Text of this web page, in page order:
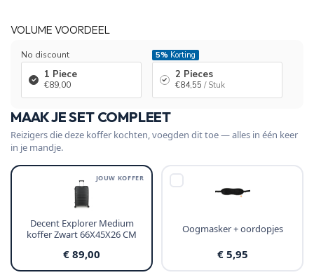
VOLUME VOORDEEL
No discount
1 Piece
€89,00
5% Korting
2 Pieces
€84,55 / Stuk
MAAK JE SET COMPLEET
Reizigers die deze koffer kochten, voegden dit toe — alles in één keer
in je mandje.
JOUW KOFFER
Decent Explorer Medium
koffer Zwart 66X45X26 CM
€ 89,00
Oogmasker + oordopjes
€ 5,95